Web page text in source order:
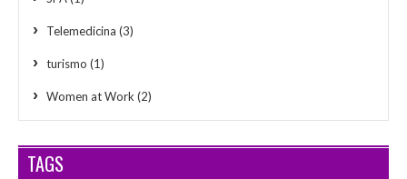
Telemedicina (3)
turismo (1)
Women at Work(2)
TAGS